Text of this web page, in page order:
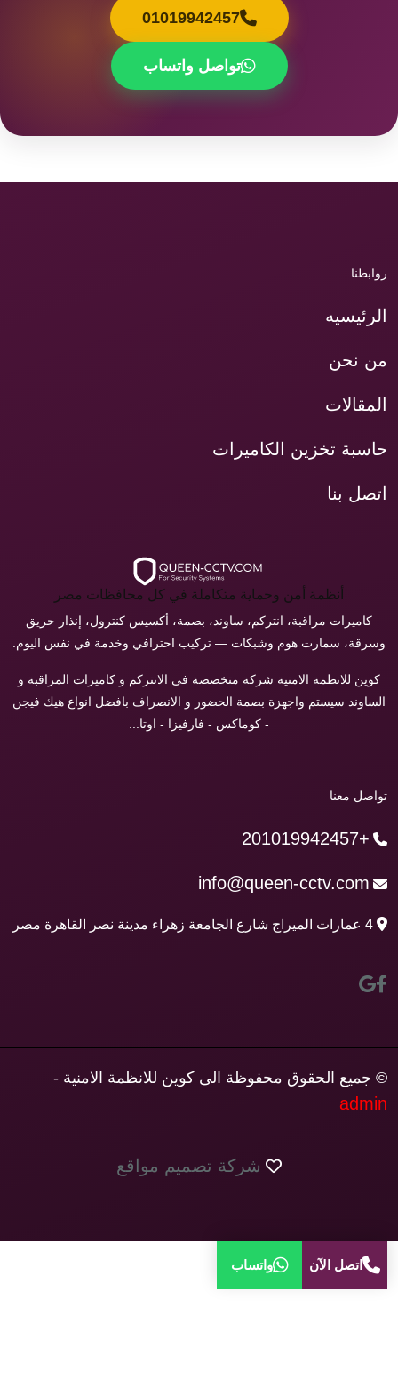
01019942457
تواصل واتساب
روابطنا
الرئيسيه
من نحن
المقالات
حاسبة تخزين الكاميرات
اتصل بنا
أنظمة أمن وحماية متكاملة في كل محافظات مصر
كاميرات مراقبة، انتركم، ساوند، بصمة، أكسيس كنترول، إنذار حريق
وسرقة، سمارت هوم وشبكات — تركيب احترافي وخدمة في نفس اليوم.
كوين للانظمة الامنية شركة متخصصة في الانتركم و كاميرات المراقبة و
الساوند سيستم واجهزة بصمة الحضور و الانصراف بافضل انواع هيك فيجن
- كوماكس - فارفيزا - اوتا...
تواصل معنا
+201019942457
info@queen-cctv.com
4 عمارات الميراج شارع الجامعة زهراء مدينة نصر القاهرة مصر
© جميع الحقوق محفوظة الى كوين للانظمة الامنية -
admin
شركة تصميم مواقع
اتصل الآن واتساب